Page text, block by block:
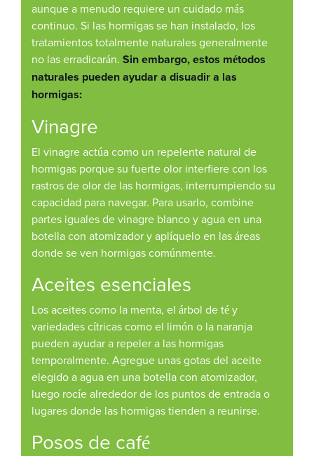
aunque a menudo requiere un cuidado más
continuo. Si las hormigas se han instalado, los
tratamientos totalmente naturales generalmente
no las erradicarán. Sin embargo, estos métodos
naturales pueden ayudar a disuadir a las
hormigas:
Vinagre
El vinagre actúa como un repelente natural de
hormigas porque su fuerte olor interfiere con los
rastros de olor de las hormigas, interrumpiendo su
capacidad para navegar. Para usarlo, combine
partes iguales de vinagre blanco y agua en una
botella con atomizador y aplíquelo en las áreas
donde se ven hormigas comúnmente.
Aceites esenciales
Los aceites como la menta, el árbol de té y
variedades cítricas como el limón o la naranja
pueden ayudar a repeler a las hormigas
temporalmente. Agregue unas gotas del aceite
elegido a agua en una botella con atomizador,
luego rocíe alrededor de los puntos de entrada o
lugares donde las hormigas tienden a reunirse.
Posos de café